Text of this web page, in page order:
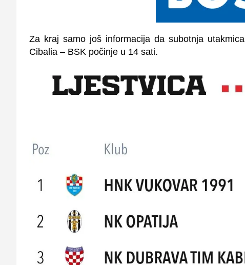
Za kraj samo još informacija da subotnja utakmica
Cibalia – BSK počinje u 14 sati.